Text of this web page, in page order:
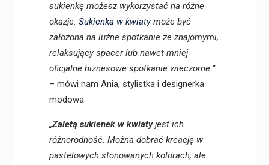
sukienkę możesz wykorzystać na różne
okazje. Sukienka w kwiatymoże być
założona na luźne spotkanie ze znajomymi,
relaksujący spacer lub nawet mniej
oficjalne biznesowe spotkanie wieczorne.”
– mówi nam Ania, stylistka i designerka
modowa
„Zaletą sukienek w kwiatyjest ich
różnorodność. Można dobrać kreację w
pastelowych stonowanych kolorach, ale